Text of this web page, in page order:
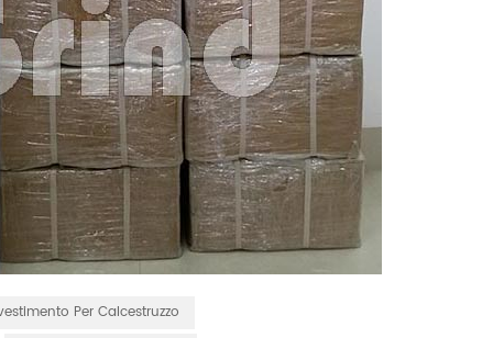
Per Calcestruzzo